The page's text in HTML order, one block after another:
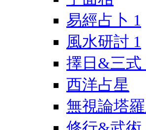
易經占卜 1
風水研討 1
擇日&三式
西洋占星
無視論塔